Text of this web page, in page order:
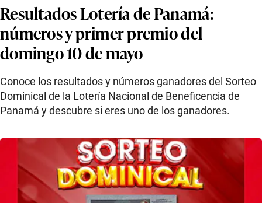
Resultados Lotería de Panamá:
números y primer premio del
domingo 10 de mayo
Conoce los resultados y números ganadores del Sorteo
Dominical de la Lotería Nacional de Beneficencia de
Panamá y descubre si eres uno de los ganadores.